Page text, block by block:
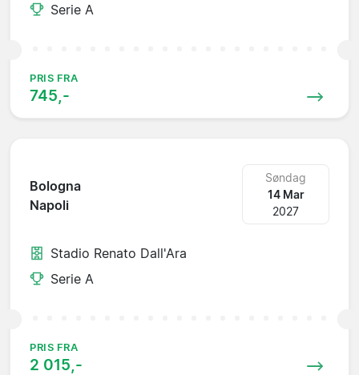
Serie A
PRIS FRA
745,-
Bologna
Napoli
Søndag
14 Mar
2027
Stadio Renato Dall'Ara
Serie A
PRIS FRA
2 015,-